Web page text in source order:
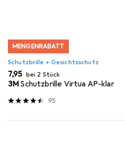
MENGENRABATT
Schutzbrille + Gesichtsschutz
EUR
7,95 bei 2 Stück
3M Schutzbrille Virtua AP-klar
95